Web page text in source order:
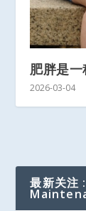
肥胖是
2026-03-04
最新关注